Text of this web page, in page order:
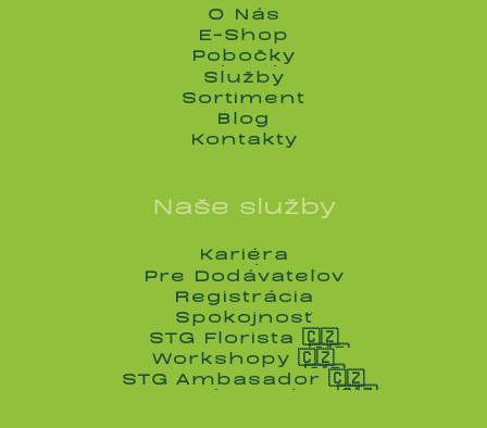
O Nás
O Nás
E-Shop
E-Shop
Pobočky
Pobočky
Služby
Služby
Sortiment
Sortiment
Blog
Blog
Kontakty
Kontakty
Naše služby
Kariéra
Kariéra
Pre Dodávateľov
Pre Dodávateľov
Registrácia
Registrácia
Spokojnosť
Spokojnosť
STG Florista 🇨🇿
STG Florista 🇨🇿
Workshopy 🇨🇿
Workshopy 🇨🇿
STG Ambasador 🇨🇿
STG Ambasador 🇨🇿